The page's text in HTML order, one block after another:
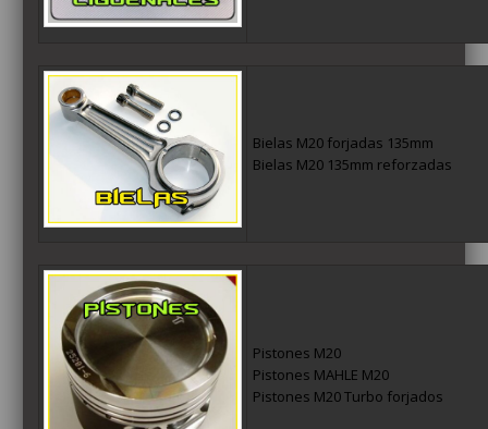
Bielas M20 forjadas 135mm
Bielas M20 135mm reforzadas
Pistones M20
Pistones MAHLE M20
Pistones M20 Turbo forjados